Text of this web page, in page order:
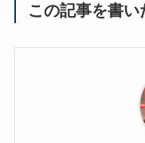
この記事を書い